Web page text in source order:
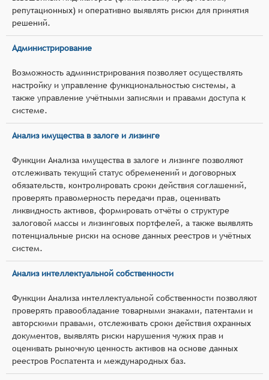
репутационных) и оперативно выявлять риски для принятия
решений.
Администрирование
Возможность администрирования позволяет осуществлять
настройку и управление функциональностью системы, а
также управление учётными записями и правами доступа к
системе.
Анализ имущества в залоге и лизинге
Функции Анализа имущества в залоге и лизинге позволяют
отслеживать текущий статус обременений и договорных
обязательств, контролировать сроки действия соглашений,
проверять правомерность передачи прав, оценивать
ликвидность активов, формировать отчёты о структуре
залоговой массы и лизинговых портфелей, а также выявлять
потенциальные риски на основе данных реестров и учётных
систем.
Анализ интеллектуальной собственности
Функции Анализа интеллектуальной собственности позволяют
проверять правообладание товарными знаками, патентами и
авторскими правами, отслеживать сроки действия охранных
документов, выявлять риски нарушения чужих прав и
оценивать рыночную ценность активов на основе данных
реестров Роспатента и международных баз.